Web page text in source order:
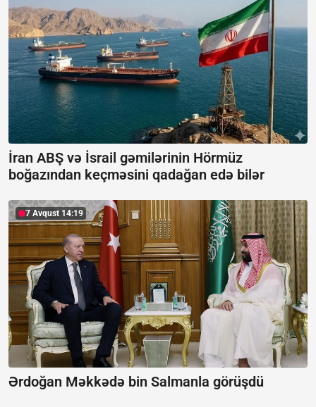
İran ABŞ və İsrail gəmilərinin Hörmüz
boğazından keçməsini qadağan edə bilər
7 Avqust 14:19
Ərdoğan Məkkədə bin Salmanla görüşdü